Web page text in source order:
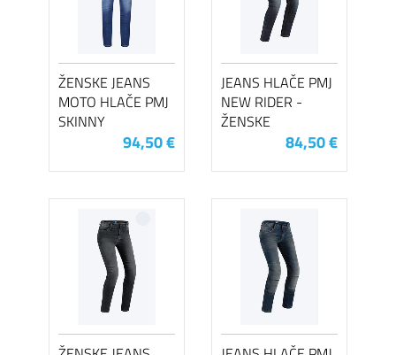
ŽENSKE JEANS
MOTO HLAČE PMJ
SKINNY
94,50 €
JEANS HLAČE PMJ
NEW RIDER -
ŽENSKE
84,50 €